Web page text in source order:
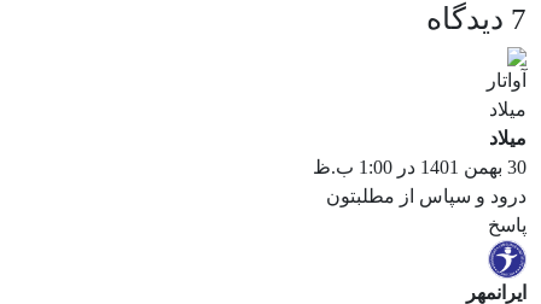
7 دیدگاه
ميلاد
30 بهمن 1401 در 1:00 ب.ظ
درود و سپاس از مطلبتون
پاسخ
ایرانمهر